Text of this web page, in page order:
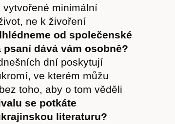
Akce
minimální
ne k živoření
od společenské
dává vám osobně?
dní poskytují
ve kterém můžu
toho, aby o tom věděli
se potkáte
literaturu?